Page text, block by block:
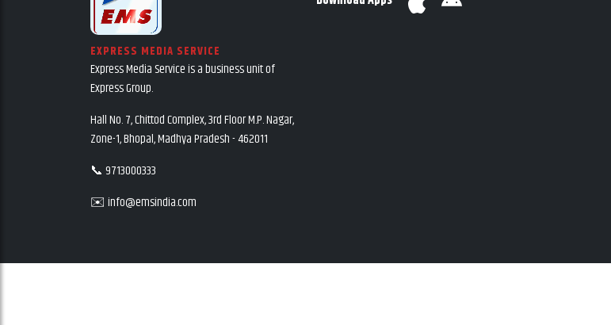
EXPRESS MEDIA SERVICE
Express Media Service is a business unit of
Express Group.
Hall No. 7, Chittod Complex, 3rd Floor M.P. Nagar,
Zone-1, Bhopal, Madhya Pradesh - 462011
📞 9713000333
✉️ info@emsindia.com